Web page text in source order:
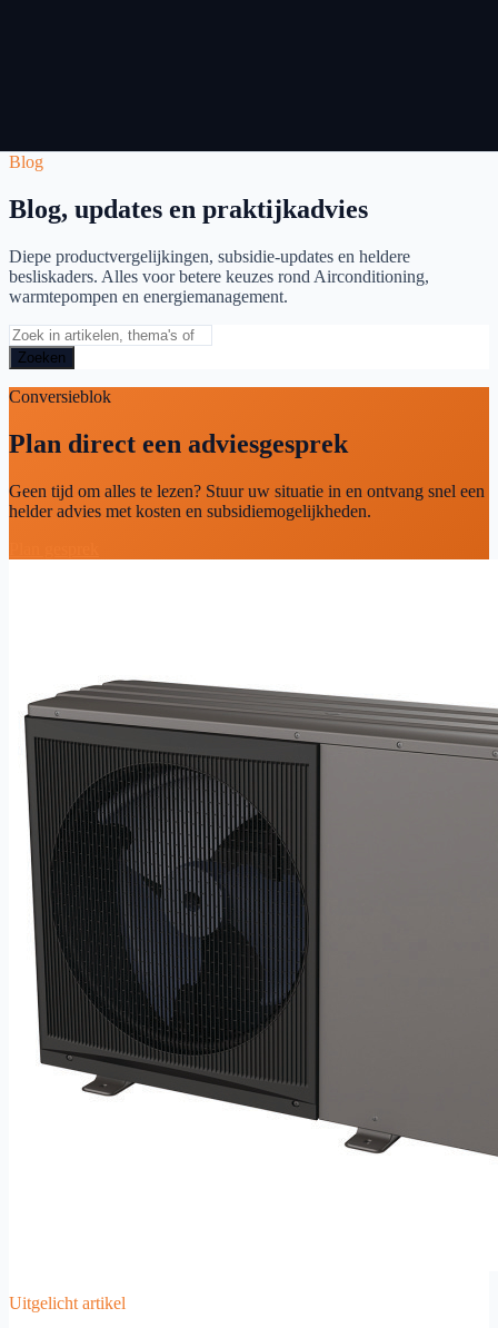
Blog
Blog, updates en praktijkadvies
Diepe productvergelijkingen, subsidie-updates en heldere
besliskaders. Alles voor betere keuzes rond Airconditioning,
warmtepompen en energiemanagement.
Zoeken
Conversieblok
Plan direct een adviesgesprek
Geen tijd om alles te lezen? Stuur uw situatie in en ontvang snel een
helder advies met kosten en subsidiemogelijkheden.
Uitgelicht artikel